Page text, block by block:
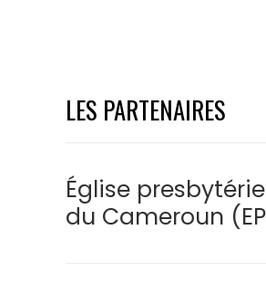
LES PARTENAIRES
Église
du Cameroun